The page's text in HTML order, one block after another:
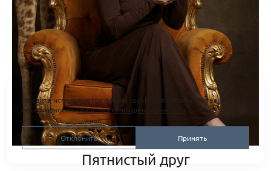
Пятнистый друг
На сайте используются файлы cookie для работы сайта и анализа
посещаемости.Политика конфиденциальности
Отклонить Принять